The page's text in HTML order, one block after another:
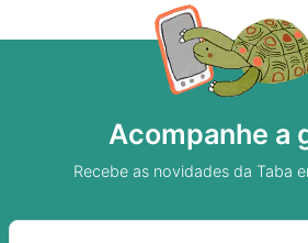
Acompanhe a
Recebe as novidades da Taba